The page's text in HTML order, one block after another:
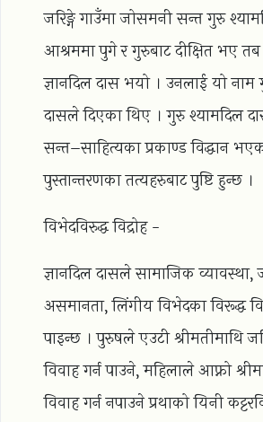
जरिङ्गे गाउँमा जोसमनी सन्त गुरु
आश्रममा पुगे र गुरुबाट दीक्षित भए
ज्ञानदिल दास भयो । उनलाई यो नाम
दासले दिएका थिए । गुरु श्यामदिल
सन्त–साहित्यका प्रकाण्ड विद्धान
पुस्तान्तरणका तत्यहरुबाट पुष्टि हुन्छ ।
विभेदविरुद्ध विद्रोह -
ज्ञानदिल दासले सामाजिक व्यावस्था,
असमानता, लिंगीय विभेदका विरूद्ध
पाइन्छ । पुरुषले एउटी श्रीमतीमाथि
विवाह गर्न पाउने, महिलाले आफ्नो
विवाह गर्न नपाउने प्रथाको यिनी